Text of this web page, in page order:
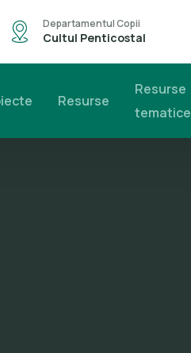
Departamentul Copii
Cultul Penticostal
Resurse
Resurse
tematice